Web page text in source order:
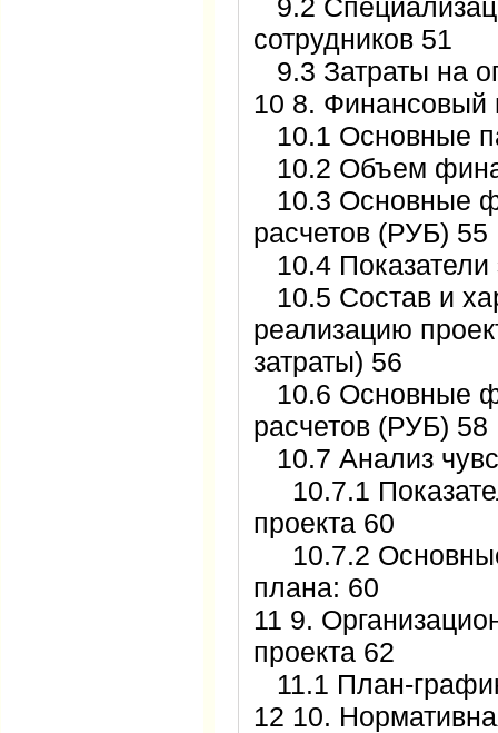
9.2
сотрудников 51
9.3 Затраты на
10 8. Финансовый
10.1 Основные
10.2 Объем
10.3 Основные
расчетов (РУБ) 55
10.4 Показатели
10.5 Состав и
реализацию
затраты) 56
10.6 Основные
расчетов (РУБ) 58
10.7 Анализ
10.7.1
проекта 60
10.7.2
плана: 60
11 9.
проекта 62
11.1 План-
12 10.